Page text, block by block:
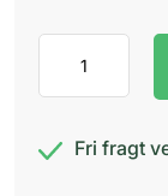
Medium
antal
Fri fragt